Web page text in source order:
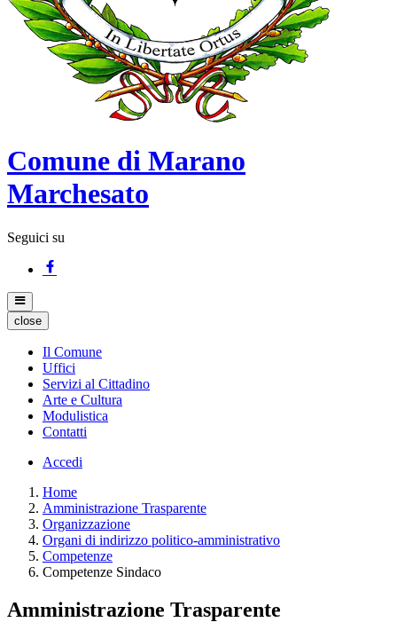
Comune di Marano
Marchesato
Seguici su
close
Il Comune
Uffici
Servizi al Cittadino
Arte e Cultura
Modulistica
Contatti
Accedi
Home
Amministrazione Trasparente
Organizzazione
Organi di indirizzo politico-amministrativo
Competenze
Competenze Sindaco
Amministrazione Trasparente